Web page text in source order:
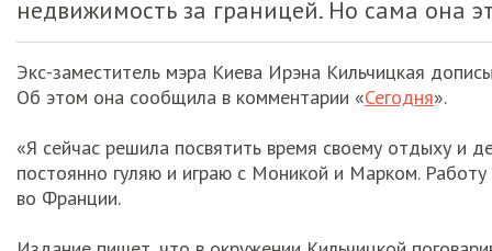
недвижимость за границей. Но сама она
Экс-заместитель мэра Киева Ирэна Кильчицкая
Об этом она сообщила в комментарии «Сегодня».
«Я сейчас решила посвятить время своему отдыху и
постоянно гуляю и играю с Моникой и Марком.
во Франции.